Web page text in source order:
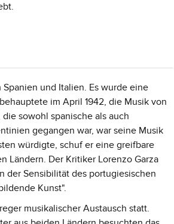
und Italien. Es wurde eine
im April 1942, die Musik von
sowohl spanische als auch
gegangen war, war seine Musik
würdigte, schuf er eine greifbare
Ländern. Der Kritiker Lorenzo Garza
der Sensibilität des portugiesischen
Kunst".
musikalischer Austausch statt.